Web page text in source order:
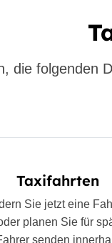
die folgenden
Taxifahrten
Sie jetzt eine
planen Sie für
senden